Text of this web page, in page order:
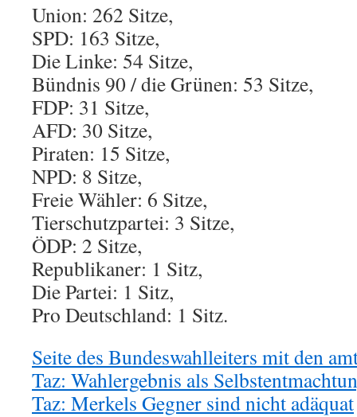
Union: 262 Sitze,
SPD: 163 Sitze,
Die Linke: 54 Sitze,
Bündnis 90 / die Grünen: 53 Sitze,
FDP: 31 Sitze,
AFD: 30 Sitze,
Piraten: 15 Sitze,
NPD: 8 Sitze,
Freie Wähler: 6 Sitze,
Tierschutzpartei: 3 Sitze,
ÖDP: 2 Sitze,
Republikaner: 1 Sitz,
Die Partei: 1 Sitz,
Pro Deutschland: 1 Sitz.
Seite des Bundeswahlleiters mit den
Taz: Wahlergebnis als
Taz: Merkels Gegner sind nicht adäquat